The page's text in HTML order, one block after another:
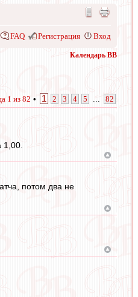
FAQ Регистрация Вход
Календарь ВВ
1 из 82 • 1 2 3 4 5 82
1,00.
потом два не